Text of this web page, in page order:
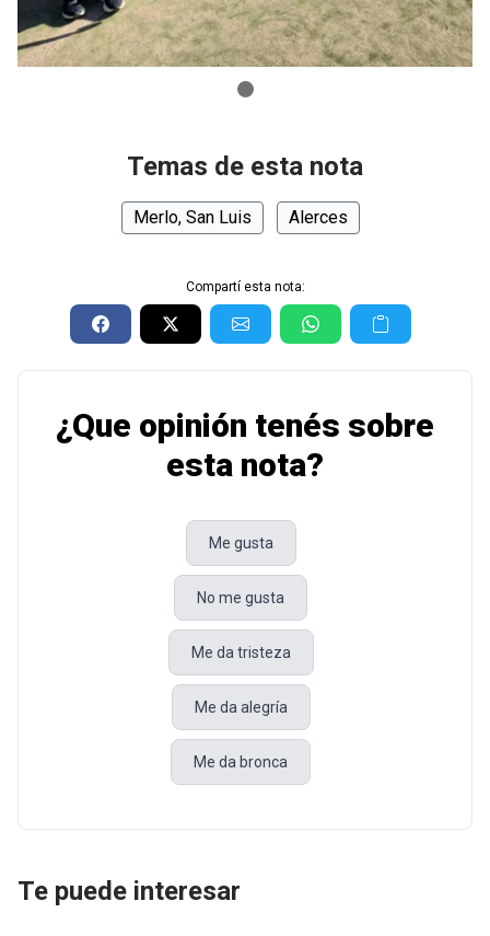
Temas de esta nota
Merlo, San Luis Alerces
Compartí esta nota:
¿Que opinión tenés sobre
esta nota?
Me gusta
No me gusta
Me da tristeza
Me da alegría
Me da bronca
Te puede interesar